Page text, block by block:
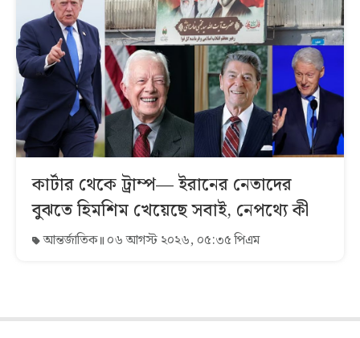
কার্টার থেকে ট্রাম্প— ইরানের নেতাদের
বুঝতে হিমশিম খেয়েছে সবাই, নেপথ্যে কী
আন্তর্জাতিক ০৬ আগস্ট ২০২৬, ০৫:৩৫ পিএম